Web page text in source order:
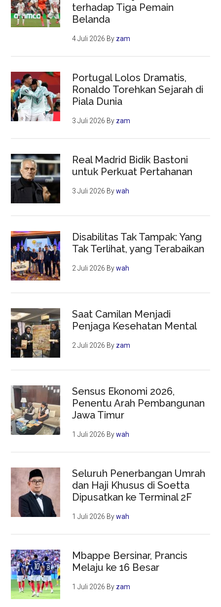
terhadap Tiga Pemain
Belanda
4 Juli 2026 By zam
Portugal Lolos Dramatis,
Ronaldo Torehkan Sejarah di
Piala Dunia
3 Juli 2026 By zam
Real Madrid Bidik Bastoni
untuk Perkuat Pertahanan
3 Juli 2026 Bywah
Disabilitas Tak Tampak: Yang
Tak Terlihat, yang Terabaikan
2 Juli 2026 Bywah
Saat Camilan Menjadi
Penjaga Kesehatan Mental
2 Juli 2026 By zam
Sensus Ekonomi 2026,
Penentu Arah Pembangunan
Jawa Timur
1 Juli 2026 Bywah
Seluruh Penerbangan Umrah
dan Haji Khusus di Soetta
Dipusatkan ke Terminal 2F
1 Juli 2026 Bywah
Mbappe Bersinar, Prancis
Melaju ke 16 Besar
1 Juli 2026 By zam